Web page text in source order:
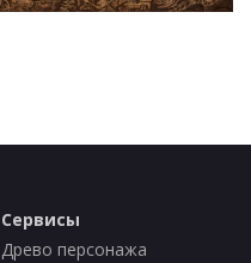
Сервисы
Древо персонажа